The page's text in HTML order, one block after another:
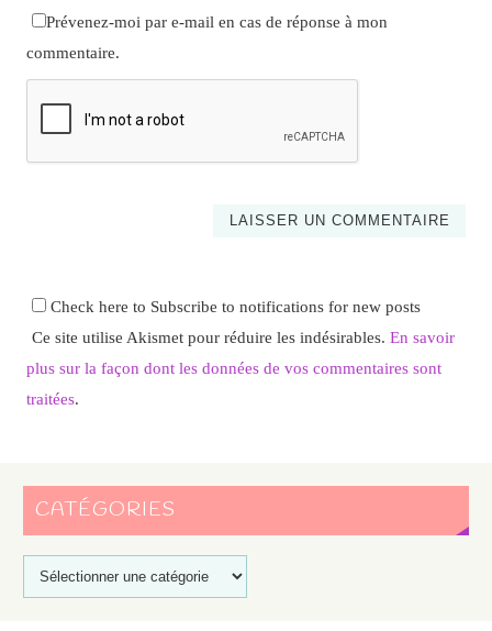
Prévenez-moi par e-mail en cas de réponse à mon
commentaire.
Check here to Subscribe to notifications for new posts
Ce site utilise Akismet pour réduire les indésirables. En savoir
plus sur la façon dont les données de vos commentaires sont
traitées.
CATÉGORIES